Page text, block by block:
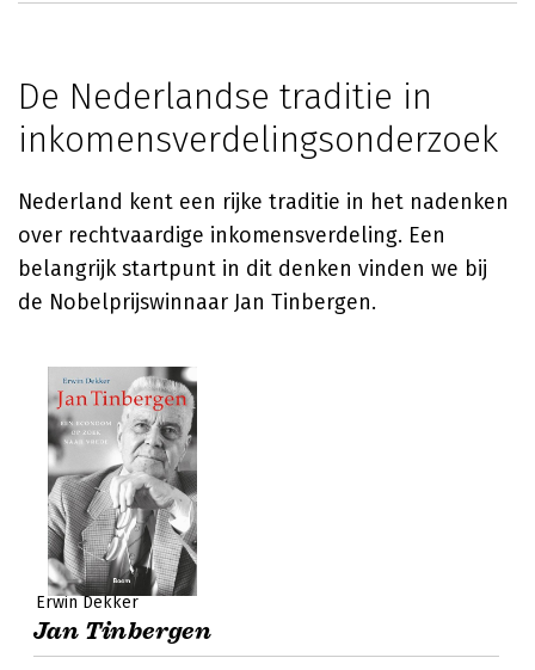
De Nederlandse traditie in
inkomensverdelingsonderzoek
Nederland kent een rijke traditie in het nadenken
over rechtvaardige inkomensverdeling. Een
belangrijk startpunt in dit denken vinden we bij
de Nobelprijswinnaar Jan Tinbergen.
Erwin Dekker
Jan Tinbergen